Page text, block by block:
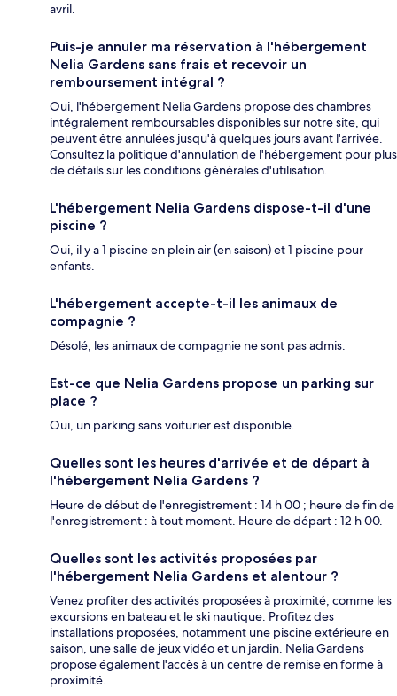
avril.
Puis-je annuler ma réservation à l'hébergement
Nelia Gardens sans frais et recevoir un
remboursement intégral ?
Oui, l'hébergement Nelia Gardens propose des chambres
intégralement remboursables disponibles sur notre site, qui
peuvent être annulées jusqu'à quelques jours avant l'arrivée.
Consultez la politique d'annulation de l'hébergement pour plus
de détails sur les conditions générales d'utilisation.
L'hébergement Nelia Gardens dispose-t-il d'une
piscine ?
Oui, il y a 1 piscine en plein air (en saison) et 1 piscine pour
enfants.
L'hébergement accepte-t-il les animaux de
compagnie ?
Désolé, les animaux de compagnie ne sont pas admis.
Est-ce que Nelia Gardens propose un parking sur
place ?
Oui, un parking sans voiturier est disponible.
Quelles sont les heures d'arrivée et de départ à
l'hébergement Nelia Gardens ?
Heure de début de l'enregistrement : 14 h 00 ; heure de fin de
l'enregistrement : à tout moment. Heure de départ : 12 h 00.
Quelles sont les activités proposées par
l'hébergement Nelia Gardens et alentour ?
Venez profiter des activités proposées à proximité, comme les
excursions en bateau et le ski nautique. Profitez des
installations proposées, notamment une piscine extérieure en
saison, une salle de jeux vidéo et un jardin. Nelia Gardens
propose également l'accès à un centre de remise en forme à
proximité.